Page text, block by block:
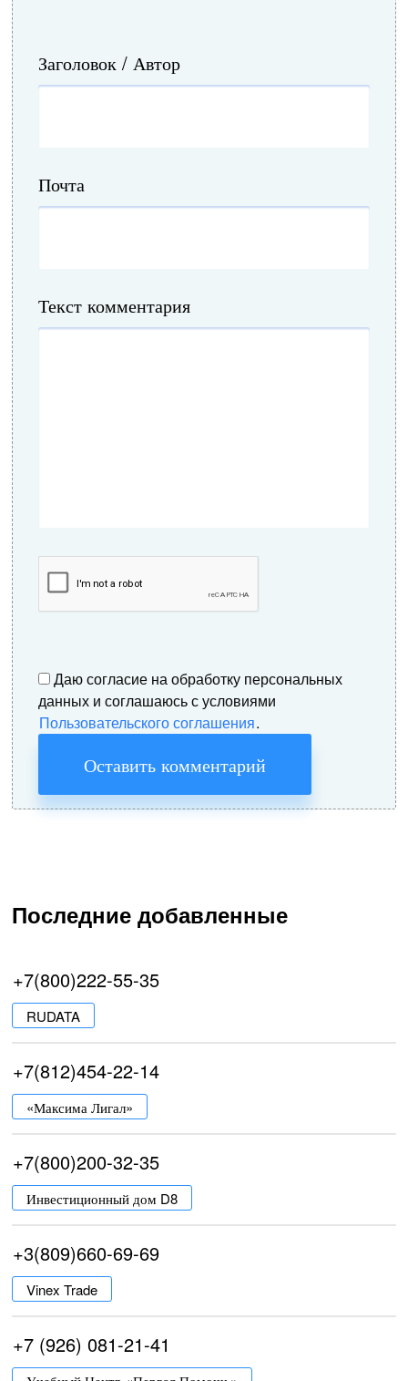
Заголовок / Автор
Почта
Текст комментария
Оставить комментарий
Даю согласие на обработку персональных
данных и соглашаюсь с условиями
Пользовательского соглашения.
Последние добавленные
+7(800)222-55-35
RUDATA
+7(812)454-22-14
«Максима Лигал»
+7(800)200-32-35
Инвестиционный дом D8
+3(809)660-69-69
Vinex Trade
+7 (926) 081-21-41